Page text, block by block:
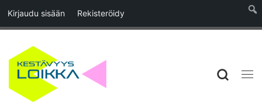
Kirjaudu sisään Rekisteröidy
Skip to content